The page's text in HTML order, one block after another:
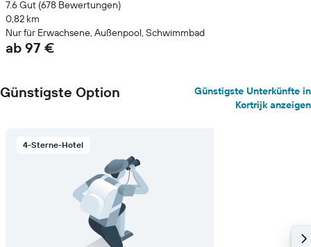
7.6 Gut (678 Bewertungen)
0,82 km
Nur für Erwachsene, Außenpool, Schwimmbad
ab 97 €
Günstigste Option
Günstigste Unterkünfte in
Kortrijk anzeigen
4-Sterne-Hotel